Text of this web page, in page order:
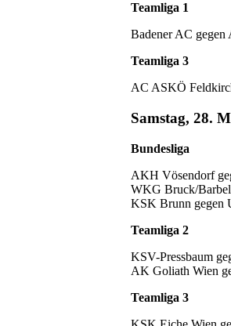
Teamliga 1
Badener AC
Teamliga 3
AC ASKÖ
Samstag, 28.
Bundesliga
AKH Vösendorf
WKG Bruck/
KSK Brunn gegen
Teamliga 2
KSV-Pressbaum
AK Goliath Wien
Teamliga 3